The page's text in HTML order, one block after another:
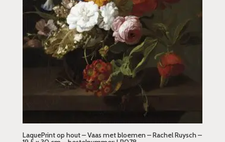
LaquePrint op hout – Vaas met bloemen – Rachel Ruysch –